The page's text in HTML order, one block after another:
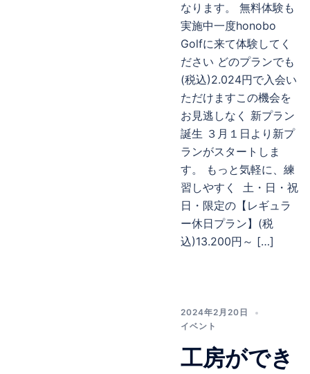
なります。 無料体験も
実施中一度honobo
Golfに来て体験してく
ださい どのプランでも
(税込)2.024円で入会い
ただけますこの機会を
お見逃しなく 新プラン
誕生 ３月１日より新プ
ランがスタートしま
す。 もっと気軽に、練
習しやすく 土・日・祝
日・限定の【レギュラ
ー休日プラン】(税
込)13.200円～ […]
2024年2月20日
イベント
工房ができ